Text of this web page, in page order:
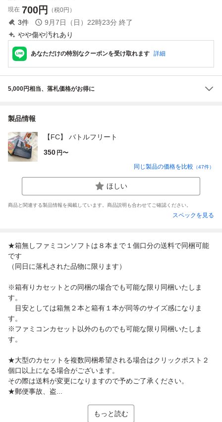
現在 700円 （税0円）
3件 9月7日（日）22時23分 終了
やや傷や汚れあり
あなただけの特別なクーポンを受け取れます 詳細
5,000円相当、落札価格がお得に
製品情報
【FC】 バトルフリート
350 円〜
同じ製品の価格を比較 （47件）
ほしい
商品と関連する製品情報を掲載しています。商品説明も合わせてご確認ください。
スペックを見る
★箱無しファミコンソフトは８本まで１個口分の送料で同梱可能
です
（同日に落札された品物に限ります）
※箱有りカセットとの同梱の場合でも可能な限り同梱いたしま
す。
目安としては箱無２本と箱有１本が同等のサイズ感になりま
す。
※ファミコンカセット以外のものでも可能な限り同梱いたしま
す。
★大型のカセットを複数同梱希望される場合はクリックポスト２
個口以上になる場合がございます。
その際は送料が変更になりますので予めご了承ください。
★郵便事故、盗...
もっと読む